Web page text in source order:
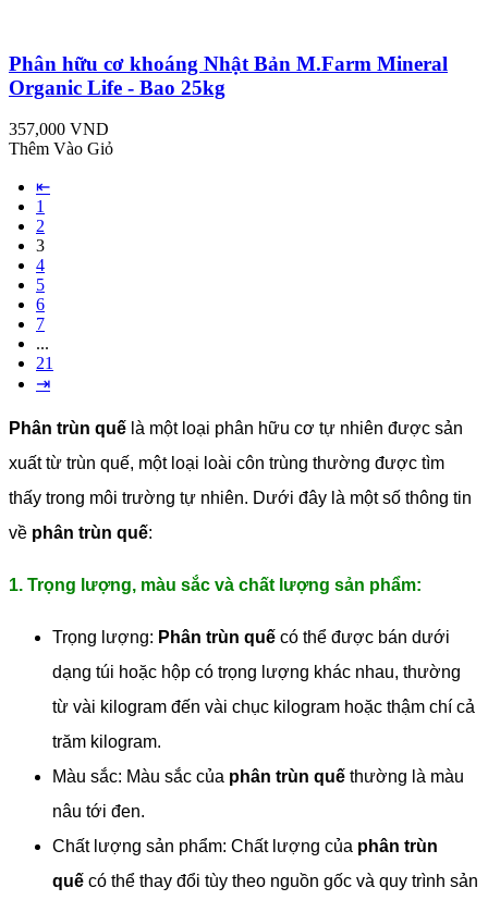
Phân hữu cơ khoáng Nhật Bản M.Farm Mineral
Organic Life - Bao 25kg
357,000 VND
Thêm Vào Giỏ
⇤
1
2
3
4
5
6
7
...
21
⇥
Phân trùn quế là một loại phân hữu cơ tự nhiên được sản
xuất từ trùn quế, một loại loài côn trùng thường được tìm
thấy trong môi trường tự nhiên. Dưới đây là một số thông tin
về phân trùn quế:
1. Trọng lượng, màu sắc và chất lượng sản phẩm:
Trọng lượng: Phân trùn quế có thể được bán dưới
dạng túi hoặc hộp có trọng lượng khác nhau, thường
từ vài kilogram đến vài chục kilogram hoặc thậm chí cả
trăm kilogram.
Màu sắc: Màu sắc của phân trùn quế thường là màu
nâu tới đen.
Chất lượng sản phẩm: Chất lượng của phân trùn
quế có thể thay đổi tùy theo nguồn gốc và quy trình sản